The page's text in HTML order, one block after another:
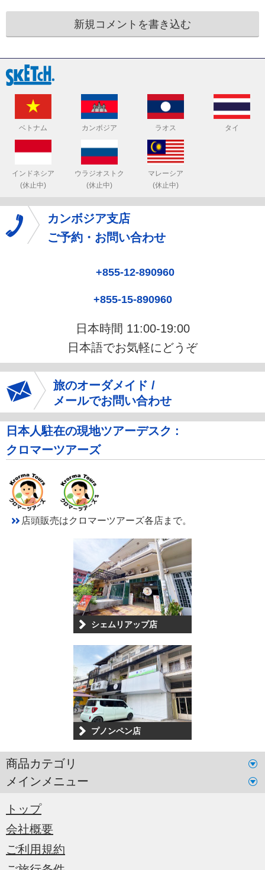
新規コメントを書き込む
ベトナム カンボジア ラオス タイ
インドネシア
(休止中)
ウラジオストク
(休止中)
マレーシア
(休止中)
カンボジア支店
ご予約・お問い合わせ
+855-12-890960
+855-15-890960
日本時間 11:00-19:00
日本語でお気軽にどうぞ
旅のオーダメイド /
メールでお問い合わせ
日本人駐在の現地ツアーデスク :
クロマーツアーズ
店頭販売はクロマーツアーズ各店まで。
シェムリアップ店
プノンペン店
商品カテゴリ
メインメニュー
トップ
会社概要
ご利用規約